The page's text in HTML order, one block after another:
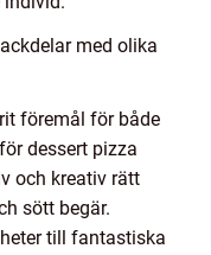
med olika
föremål för både
dessert pizza
och kreativ rätt
sött begär.
till fantastiska